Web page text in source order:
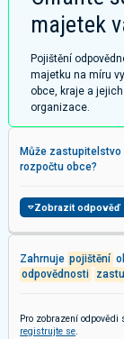
majetek
Pojištění
majetku na míru
obce, kraje a
organizace.
Může
rozpočtu obce?
Zobrazit odpověď
Zahrnuje pojištění
odpovědnosti
Pro zobrazení odpovědi
registrujte se.